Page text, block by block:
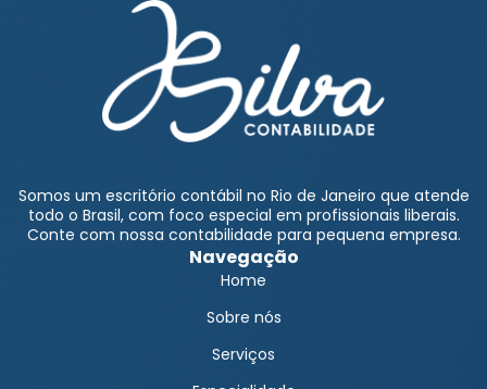
Somos um escritório contábil no Rio de Janeiro que atende
todo o Brasil, com foco especial em profissionais liberais.
Conte com nossa contabilidade para pequena empresa.
Navegação
Home
Sobre nós
Serviços